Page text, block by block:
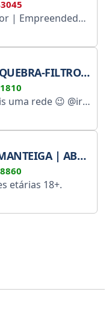
Todo o conteúdo aqui apresentado tem fins exclusivamente educativos. Para negócios: @SunoZainCbtf
FILTRO IRONT
📞 Suporte: @ironetsupport
24 HORAS POR DIA, 7 DIAS POR SEMANA
etárias 18+.
ou vídeos de pessoas nuas ou outros materiais.